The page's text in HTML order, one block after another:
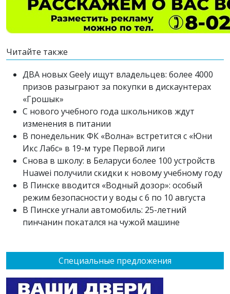
Специальные предложения
Читайте также
ДВА новых Geely ищут владельцев: более 4000
призов разыграют за покупки в дискаунтерах
«Грошык»
С нового учебного года школьников ждут
изменения в питании
В понедельник ФК «Волна» встретится с «Юни
Икс Лабс» в 19-м туре Первой лиги
Снова в школу: в Беларуси более 100 устройств
Huawei получили скидки к новому учебному году
В Пинске вводится «Водный дозор»: особый
режим безопасности у воды с 6 по 10 августа
В Пинске угнали автомобиль: 25-летний
пинчанин покатался на чужой машине